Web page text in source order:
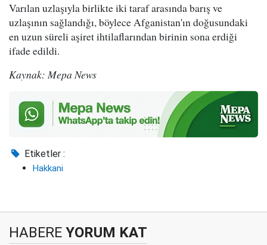
Varılan uzlaşıyla birlikte iki taraf arasında barış ve
uzlaşının sağlandığı, böylece Afganistan'ın doğusundaki
en uzun süreli aşiret ihtilaflarından birinin sona erdiği
ifade edildi.
Kaynak: Mepa News
Etiketler :
Hakkani
HABERE YORUM KAT